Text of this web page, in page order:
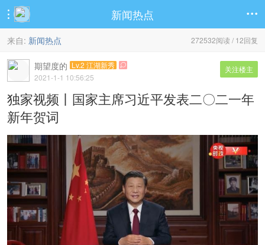
 新闻热点 
272532阅读 / 12回复
来自: 新闻热点
关注楼主
期望度的 Lv.2 江湖新秀 
2021-1-1 10:56:25
独家视频丨国家主席习近平发表二〇二一年
新年贺词